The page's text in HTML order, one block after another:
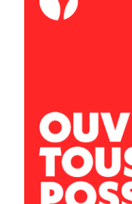
Du lundi au vendredi de